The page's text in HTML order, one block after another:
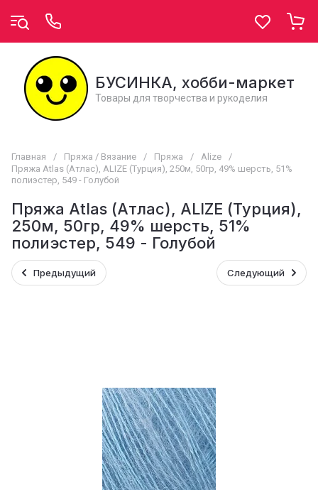
БУСИНКА, хобби-маркет
Товары для творчества и рукоделия
Главная / Пряжа / Вязание / Пряжа / Alize
/
Пряжа Atlas (Атлас), ALIZE (Турция), 250м, 50гр, 49% шерсть, 51%
полиэстер, 549 - Голубой
Пряжа Atlas (Атлас), ALIZE (Турция),
250м, 50гр, 49% шерсть, 51%
полиэстер, 549 - Голубой
Предыдущий Следующий